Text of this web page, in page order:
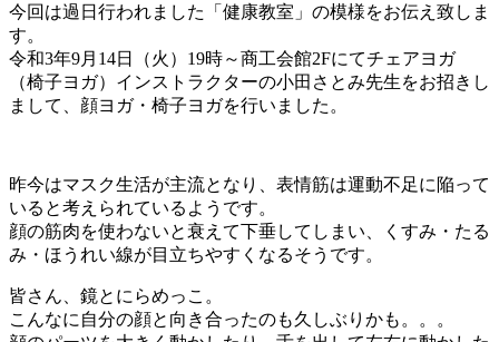
今回は過日行われました「健康教室」の模様をお伝え致しま
す。
令和3年9月14日（火）19時～商工会館2Fにてチェアヨガ
（椅子ヨガ）インストラクターの小田さとみ先生をお招きし
まして、顔ヨガ・椅子ヨガを行いました。
昨今はマスク生活が主流となり、表情筋は運動不足に陥って
いると考えられているようです。
顔の筋肉を使わないと衰えて下垂してしまい、くすみ・たる
み・ほうれい線が目立ちやすくなるそうです。
皆さん、鏡とにらめっこ。
こんなに自分の顔と向き合ったのも久しぶりかも。。。